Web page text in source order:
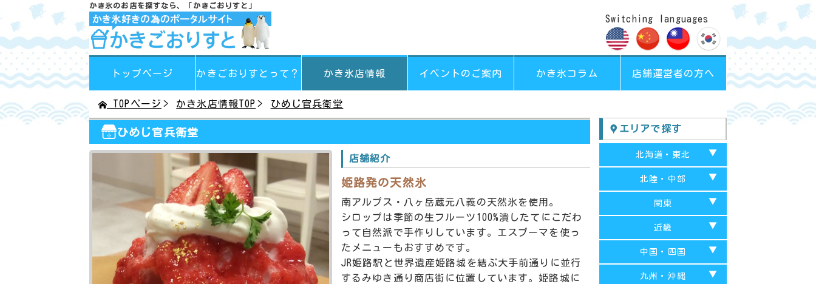
かき氷のお店を探すなら、 「かきごおりすと」
Switching languages
トップページ かきごおりすと って？ かき氷店情報 イベントのご案内 かき氷コラム 店舗運営者の方へ
TOPページ かき氷店情報TOP ひめじ官兵衛堂
ひめじ官兵衛堂
店舗紹介
姫路発の天然氷
南アルプス・八ヶ岳蔵元八義の天然氷を使用。
シロップは季節の生フルーツ100%潰したてにこだわ
って自然派で手作りしています。エスプーマを使っ
たメニューもおすすめです。
JR姫路駅と世界遺産姫路城を結ぶ大手前通りに並行
するみゆき通り商店街に位置しています。姫路城に
エリアで探す
北海道・東北
北海道
青森
秋田
岩手
北陸・中部
富山
山梨
岐阜
愛知
関東
千葉
埼玉
東京都
近畿
京都府
兵庫
中国・四国
山口
九州・沖縄